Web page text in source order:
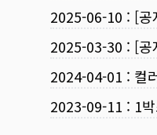
2025-06-10 : [공
2025-03-30 : [공
2024-04-01 : 컬
2023-09-11 : 1